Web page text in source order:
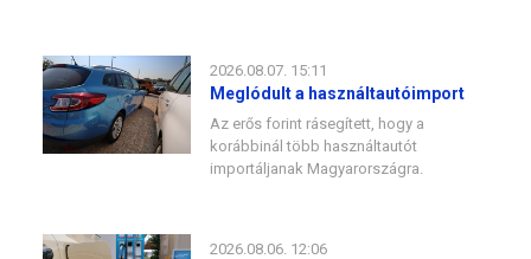
2026.08.07. 15:11
Meglódult a használtautóimport
Az erős forint rásegített, hogy a
korábbinál több használtautót
importáljanak Magyarországra.
2026.08.06. 12:06